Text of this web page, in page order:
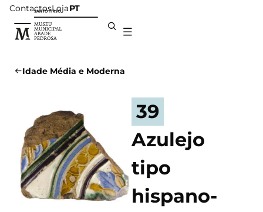
ContactosLojaPT
Idade Média e Moderna
39
Azulejo
tipo
hispano-